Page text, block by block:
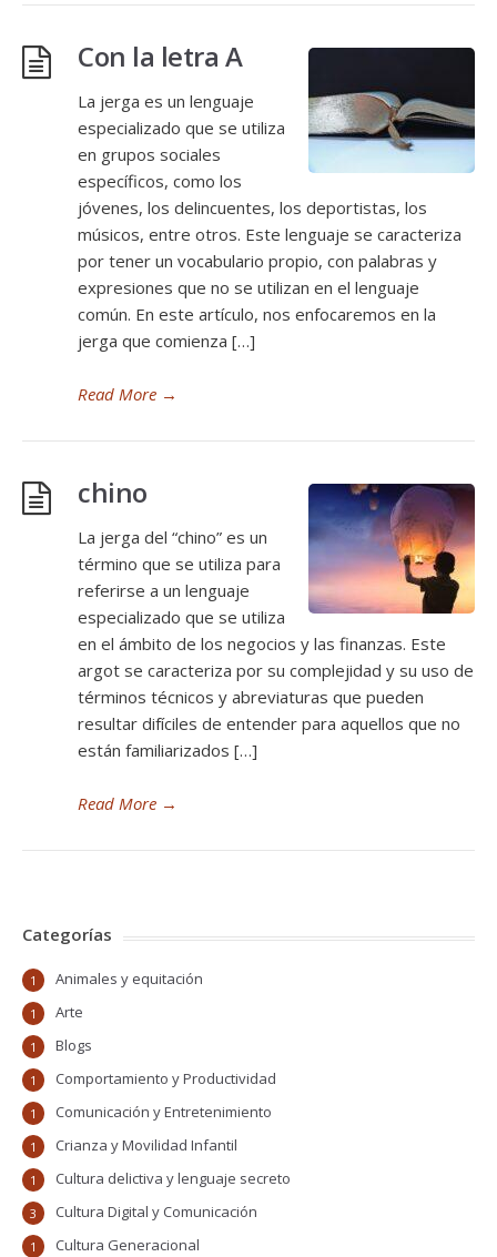
Con la letra A
La jerga es un lenguaje
especializado que se utiliza
en grupos sociales
específicos, como los
jóvenes, los delincuentes, los deportistas, los
músicos, entre otros. Este lenguaje se caracteriza
por tener un vocabulario propio, con palabras y
expresiones que no se utilizan en el lenguaje
común. En este artículo, nos enfocaremos en la
jerga que comienza […]
Read More →
chino
La jerga del “chino” es un
término que se utiliza para
referirse a un lenguaje
especializado que se utiliza
en el ámbito de los negocios y las finanzas. Este
argot se caracteriza por su complejidad y su uso de
términos técnicos y abreviaturas que pueden
resultar difíciles de entender para aquellos que no
están familiarizados […]
Read More →
Categorías
Animales y equitación
1
Arte
1
Blogs
1
Comportamiento y Productividad
1
Comunicación y Entretenimiento
1
Crianza y Movilidad Infantil
1
Cultura delictiva y lenguaje secreto
1
Cultura Digital y Comunicación
3
Cultura Generacional
1